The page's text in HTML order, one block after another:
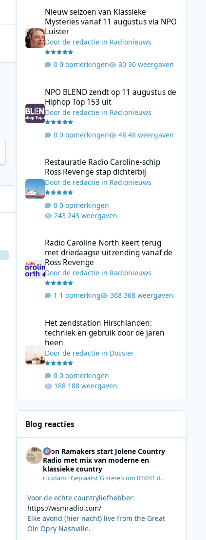
Nieuw seizoen van Klassieke
Mysteries vanaf 11 augustus via NPO
Luister
Door de redactiein Radionieuws
0 opmerkingen 30 weergaven
NPO BLEND zendt op 11 augustus de
Hiphop Top 153 uit
Door de redactiein Radionieuws
0 opmerkingen 48 weergaven
Restauratie Radio Caroline-schip
Ross Revenge stap dichterbij
Door de redactiein Radionieuws
0 opmerkingen
243 weergaven
Radio Caroline North keert terug
met driedaagse uitzending vanaf de
Ross Revenge
Door de redactiein Radionieuws
1 opmerking 368 weergaven
Het zendstation Hirschlanden:
techniek en gebruik door de jaren
heen
Door de redactiein Dossier
0 opmerkingen
188 weergaven
Blog reacties
Leon Ramakers start Jolene Country
Radio met mix van moderne en
klassieke country
ruudam ·GeplaatstGisteren om 01:041 d.
Voor de echte countryliefhebber:
https://wsmradio.com/
Elke avond (hier nacht) live from the Great
Ole Opry Nashville.